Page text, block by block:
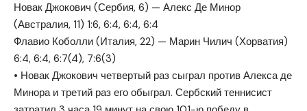
Новак Джокович (Сербия, 6) — Алекс Де Минор
(Австралия, 11) 1:6, 6:4, 6:4, 6:4
Флавио Коболли (Италия, 22) — Марин Чилич (Хорватия)
6:4, 6:4, 6:7(4), 7:6(3)
• Новак Джокович четвертый раз сыграл против Алекса де
Минора и третий раз его обыграл. Сербский теннисист